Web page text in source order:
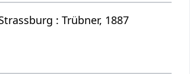
: Trübner, 1887